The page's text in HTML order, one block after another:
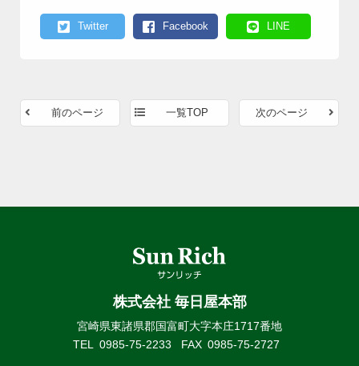
Twitter Facebook LINE
前のページ 一覧TOP 次のページ
株式会社 毎日屋本部
宮崎県東諸県郡国富町大字本庄1717番地
TEL
0985-75-2233 FAX 0985-75-2727